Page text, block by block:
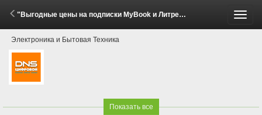
"Выгодные цены на подписки MyBook и Литрес!" (3 - 20 Июля 2026)
Электроника и Бытовая Техника
Показать все